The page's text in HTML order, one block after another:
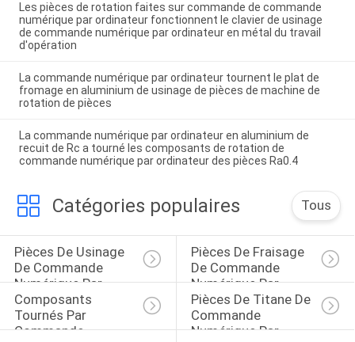
Les pièces de rotation faites sur commande de commande
numérique par ordinateur fonctionnent le clavier de usinage
de commande numérique par ordinateur en métal du travail
d'opération
La commande numérique par ordinateur tournent le plat de
fromage en aluminium de usinage de pièces de machine de
rotation de pièces
La commande numérique par ordinateur en aluminium de
recuit de Rc a tourné les composants de rotation de
commande numérique par ordinateur des pièces Ra0.4
Catégories populaires Tous
Pièces De Usinage
De Commande
Numérique Par
Ordinateur
Pièces De Fraisage
De Commande
Numérique Par
Ordinateur
Composants
Tournés Par
Commande
Pièces De Titane De
Commande
Numérique Par